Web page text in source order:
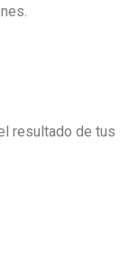
resultado de tus